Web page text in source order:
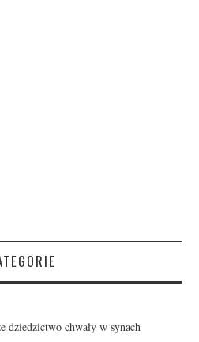
dziedzictwo chwały w synach